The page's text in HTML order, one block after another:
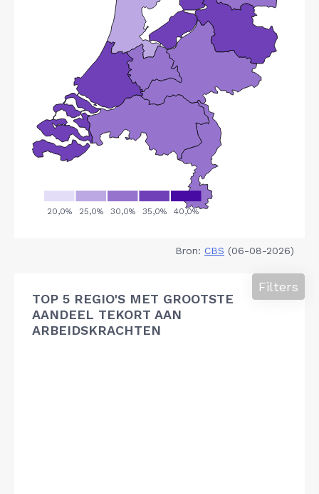
Bron: CBS (06-08-2026)
TOP 5 REGIO'S MET GROOTSTE
AANDEEL TEKORT AAN
ARBEIDSKRACHTEN
Filters